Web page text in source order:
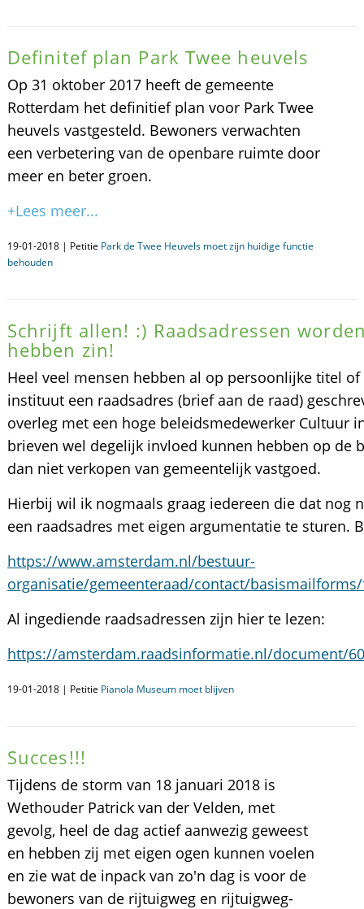
Definitef plan Park Twee heuvels
Op 31 oktober 2017 heeft de gemeente
Rotterdam het definitief plan voor Park Twee
heuvels vastgesteld. Bewoners verwachten
een verbetering van de openbare ruimte door
meer en beter groen.
+Lees meer...
19-01-2018 | Petitie Park de Twee Heuvels moet zijn huidige functie
behouden
Schrijft allen! :) Raadsadressen
hebben zin!
Heel veel mensen hebben al op persoonlijke titel
instituut een raadsadres (brief aan de raad)
overleg met een hoge beleidsmedewerker Cultuur
brieven wel degelijk invloed kunnen hebben op de
dan niet verkopen van gemeentelijk vastgoed.
Hierbij wil ik nogmaals graag iedereen die dat nog
een raadsadres met eigen argumentatie te sturen.
https://www.amsterdam.nl/bestuur-
organisatie/gemeenteraad/contact/
Al ingediende raadsadressen zijn hier te lezen:
https://amsterdam.raadsinformatie.nl/document/
19-01-2018 | Petitie Pianola Museum moet blijven
Succes!!!
Tijdens de storm van 18 januari 2018 is
Wethouder Patrick van der Velden, met
gevolg, heel de dag actief aanwezig geweest
en hebben zij met eigen ogen kunnen voelen
en zie wat de inpack van zo'n dag is voor de
bewoners van de rijtuigweg en rijtuigweg-